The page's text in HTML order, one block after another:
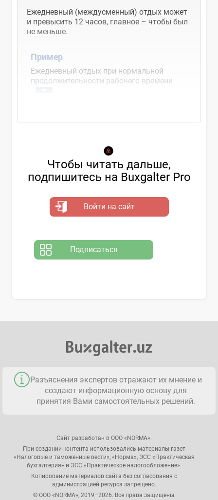
Ежедневный (междусменный) отдых может
и превысить 12 часов, главное – чтобы был
не меньше.
Пример
Ежедневный отдых при нормальной
продолжительности рабочего времени
Чтобы читать дальше,
подпишитесь на Buxgalter Pro
Войти на сайт
Подписаться
Разъяснения экспертов отражают их мнение и
создают информационную основу для
принятия Вами самостоятельных решений.
Сайт разработан в ООО «NORMA».
При создании контента использовались материалы газет
«Налоговые и таможенные вести», «Норма», ЭСС «Практическая
бухгалтерия» и ЭСС «Практическое налогообложение».
Копирование материалов сайта без согласования с
администрацией ресурса запрещено.
© ООО «NORMA», 2019–2026. Все права защищены.